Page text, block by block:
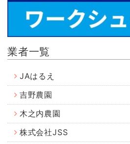
業者一覧
JAはるえ
吉野農園
木之内農園
株式会社JSS